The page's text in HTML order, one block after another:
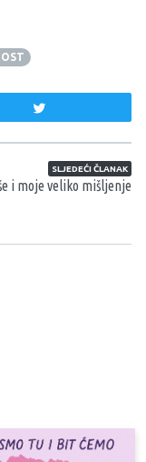
SLJEDEĆI ČLANAK
i moje veliko mišljenje